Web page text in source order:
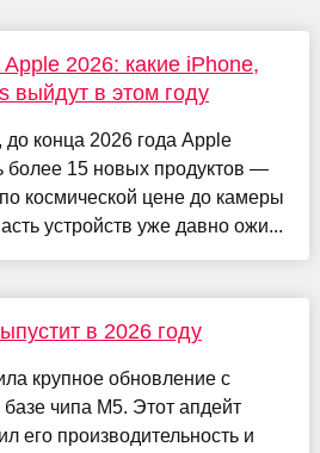
2026: какие iPhone,
выйдут в этом году
до конца 2026 года Apple
более 15 новых продуктов —
космической цене до камеры
устройств уже давно ожи...
в 2026 году
крупное обновление с
чипа М5. Этот апдейт
его производительность и